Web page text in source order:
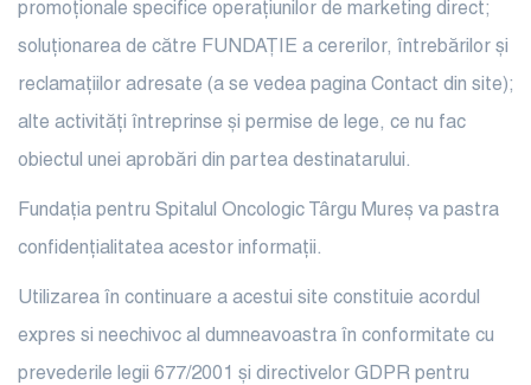
promoționale specifice operațiunilor de marketing direct;
soluționarea de către FUNDAȚIE a cererilor, întrebărilor și
reclamațiilor adresate (a se vedea pagina Contact din site);
alte activități întreprinse și permise de lege, ce nu fac
obiectul unei aprobări din partea destinatarului.
Fundația pentru Spitalul Oncologic Târgu Mureș va pastra
confidențialitatea acestor informații.
Utilizarea în continuare a acestui site constituie acordul
expres si neechivoc al dumneavoastra în conformitate cu
prevederile legii 677/2001 și directivelor GDPR pentru